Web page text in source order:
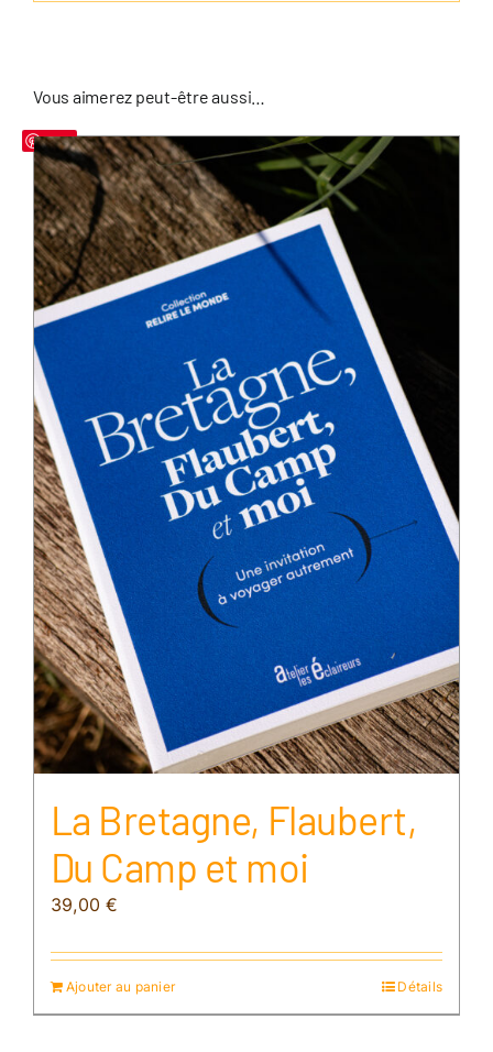
Vous aimerez peut-être aussi…
Save
La Bretagne, Flaubert,
Du Camp et moi
39,00€
Ajouter au panier Détails